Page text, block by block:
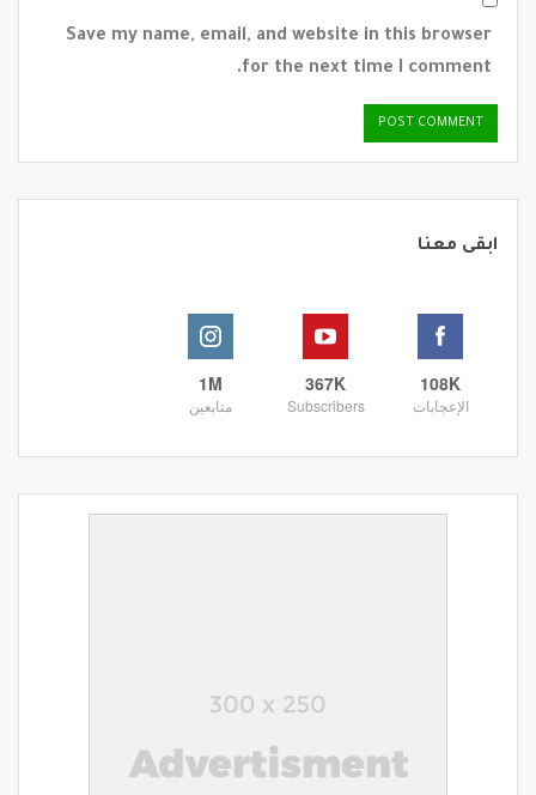
Save my name, email, and website in this browser
for the next time I comment.
ابقى معنا
108K
الإعجابات
367K
Subscribers
1M
متابعين